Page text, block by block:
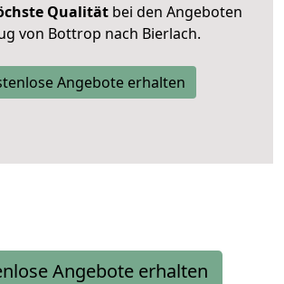
Qualität bei den Angeboten
von Bottrop nach Bierlach.
Angebote erhalten
Angebote erhalten